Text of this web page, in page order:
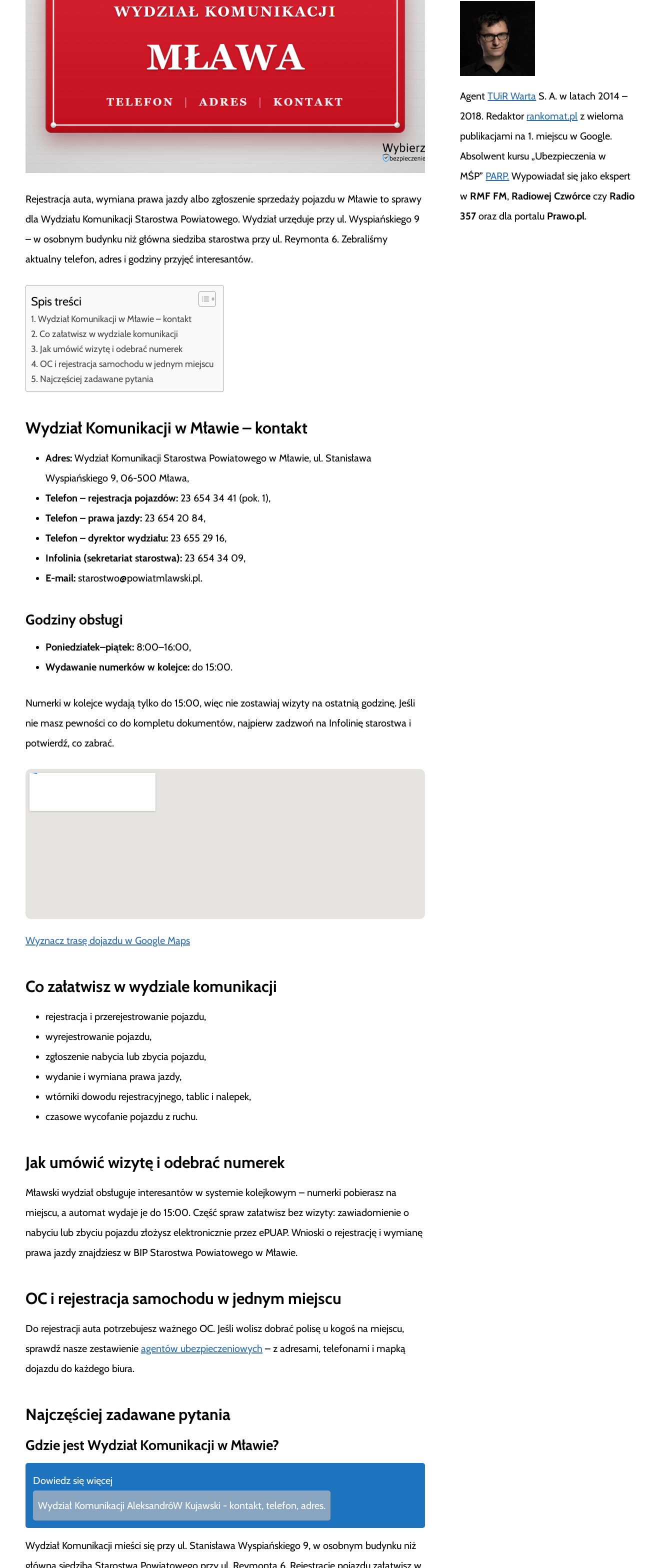
Rejestracja auta, wymiana prawa jazdy albo zgłoszenie sprzedaży pojazdu w Mławie to sprawy
dla Wydziału Komunikacji Starostwa Powiatowego. Wydział urzęduje przy ul. Wyspiańskiego 9
– w osobnym budynku niż główna siedziba starostwa przy ul. Reymonta 6. Zebraliśmy
aktualny telefon, adres i godziny przyjęć interesantów.
Spis treści
Wydział Komunikacji w Mławie – kontakt
Co załatwisz w wydziale komunikacji
Jak umówić wizytę i odebrać numerek
OC i rejestracja samochodu w jednym miejscu
Najczęściej zadawane pytania
Wydział Komunikacji w Mławie – kontakt
Adres: Wydział Komunikacji Starostwa Powiatowego w Mławie, ul. Stanisława
Wyspiańskiego 9, 06-500 Mława,
Telefon – rejestracja pojazdów: 23 654 34 41 (pok. 1),
Telefon – prawa jazdy: 23 654 20 84,
Telefon – dyrektor wydziału: 23 655 29 16,
Infolinia (sekretariat starostwa): 23 654 34 09,
E-mail: starostwo@powiatmlawski.pl.
Godziny obsługi
Poniedziałek–piątek: 8:00–16:00,
Wydawanie numerków w kolejce: do 15:00.
Numerki w kolejce wydają tylko do 15:00, więc nie zostawiaj wizyty na ostatnią godzinę. Jeśli
nie masz pewności co do kompletu dokumentów, najpierw zadzwoń na Infolinię starostwa i
potwierdź, co zabrać.
Wyznacz trasę dojazdu w Google Maps
Co załatwisz w wydziale komunikacji
rejestracja i przerejestrowanie pojazdu,
wyrejestrowanie pojazdu,
zgłoszenie nabycia lub zbycia pojazdu,
wydanie i wymiana prawa jazdy,
wtórniki dowodu rejestracyjnego, tablic i nalepek,
czasowe wycofanie pojazdu z ruchu.
Jak umówić wizytę i odebrać numerek
Mławski wydział obsługuje interesantów w systemie kolejkowym – numerki pobierasz na
miejscu, a automat wydaje je do 15:00. Część spraw załatwisz bez wizyty: zawiadomienie o
nabyciu lub zbyciu pojazdu złożysz elektronicznie przez ePUAP. Wnioski o rejestrację i wymianę
prawa jazdy znajdziesz w BIP Starostwa Powiatowego w Mławie.
OC i rejestracja samochodu w jednym miejscu
Do rejestracji auta potrzebujesz ważnego OC. Jeśli wolisz dobrać polisę u kogoś na miejscu,
sprawdź nasze zestawienie agentów ubezpieczeniowych – z adresami, telefonami i mapką
dojazdu do każdego biura.
Najczęściej zadawane pytania
Gdzie jest Wydział Komunikacji w Mławie?
Dowiedz się więcej
Wydział Komunikacji AleksandróW Kujawski - kontakt, telefon, adres.
Wydział Komunikacji mieści się przy ul. Stanisława Wyspiańskiego 9, w osobnym budynku niż
główna siedziba Starostwa Powiatowego przy ul. Reymonta 6. Rejestrację pojazdu załatwisz w
AgentTUiR Warta S. A. w latach 2014 –
2018. Redaktor rankomat.pl z wieloma
publikacjami na 1. miejscu w Google.
Absolwent kursu „Ubezpieczenia w
MŚP” PARP. Wypowiadał się jako ekspert
w RMF FM, Radiowej Czwórce czy Radio
357 oraz dla portalu Prawo.pl.